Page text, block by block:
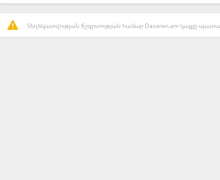
Տեղեկատվության ճշգրտության համար Dasaran.am կայքը